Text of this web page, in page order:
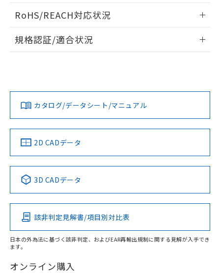
タイムチャート
A: 120mm以上、B: 100mm以上
以上、n: 36mm以上
検出物体の大きさと材質による影響
検出領域
ドすることができます。
ログイン/会員登録
ダウンロードデータをご利用いただく前に、以下を必ずお読
みください。
ソフトウェアの使用条件
RoHS/REACH対応状況
EU RoHS 注意事項・凡例
対応済み
中国 RoHS 注意事項・凡例
Pb Hg Cd Cr(VI)
O
在庫等で未対応品が混在する可能性があります。
規格認証/適合状況
LR型式承認
（イギリス
船舶規格）
DNV型式承認
（ノルウェー
BV型式承認
（フランス
KR型式
（韓国
No No No No
この製品の規格認証/適合状況ページへ
その他の認証はこちらのページからご検索ください
カタログ/データシート/マニュアル
2D CADデータ
3D CADデータ
該非判定見解書/項目別対比表
日本の外為法に基づく該非判定、およびEAR再輸出規制に関する見解が入手でき
ます。
オンライン購入